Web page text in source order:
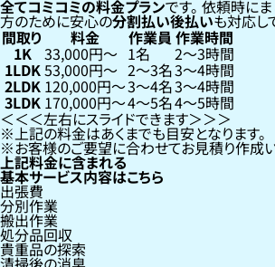
全てコミコミの料金プランです。依頼時に
方のために安心の分割払い後払いも対応し
間取り 料金 作業員 作業時間
1K 33,000円〜 1名 2〜3時間
1LDK53,000円〜 2〜3名3〜4時間
2LDK 120,000円〜3〜4名3〜4時間
3LDK 170,000円〜4〜5名4〜5時間
左右にスライドできます
上記の料金はあくまでも目安となります。
お客様のご要望に合わせてお見積り作成い
上記料金に含まれる
基本サービス内容はこちら
出張費
分別作業
搬出作業
処分品回収
貴重品の探索